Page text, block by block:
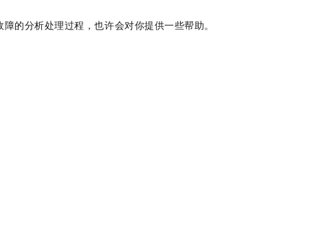
的分析处理过程，也许会对你提供一些帮助。